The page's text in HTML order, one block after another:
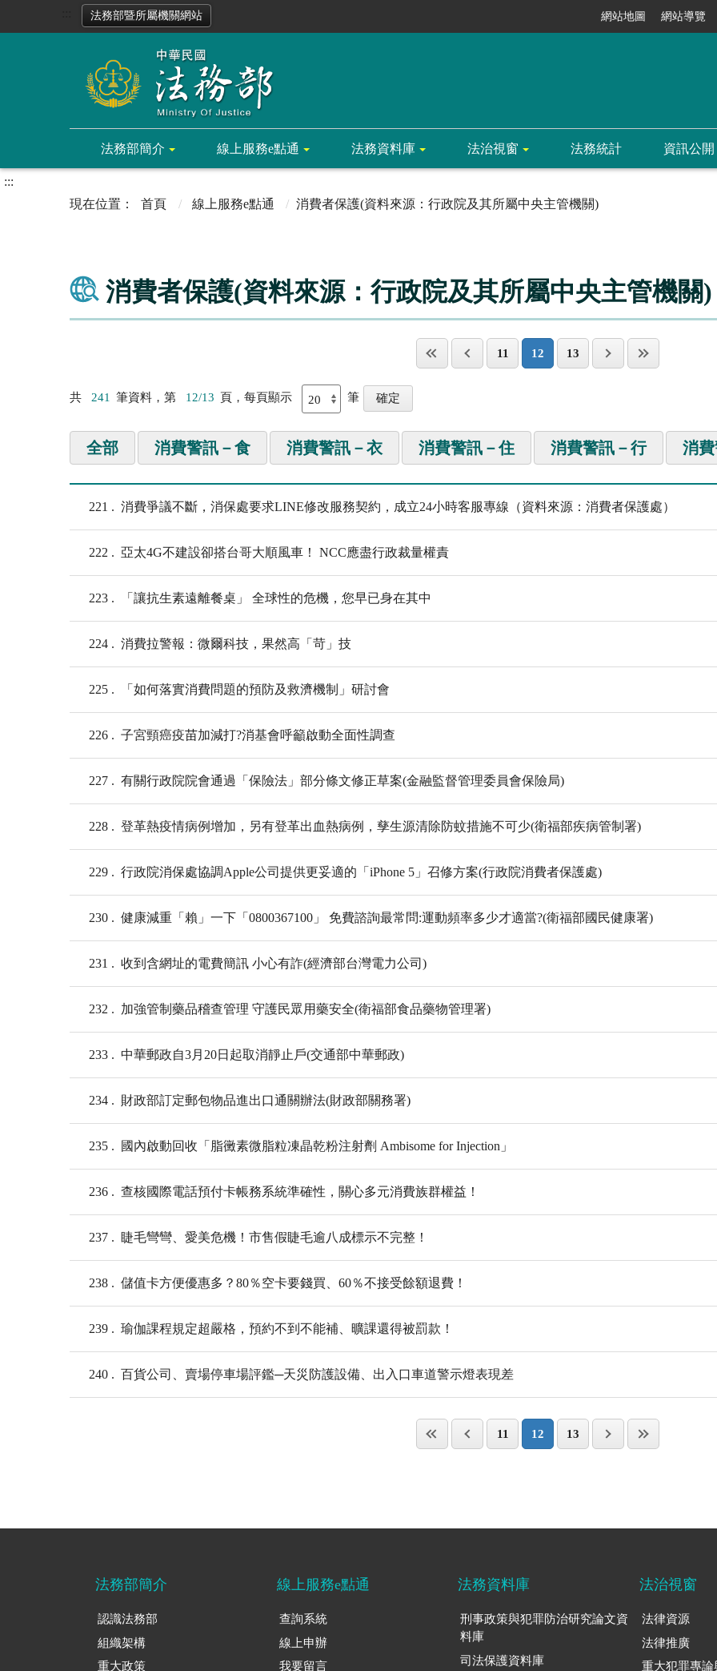
法務部暨所屬機關網站 網站地圖 網站導覽
法務部簡介 線上服務e點通 法務資料庫 法治視窗 法務統計 資訊公開
:::
首頁
線上服務e點通 消費者保護(資料來源：行政院及其所屬中央主管機關)
消費者保護(資料來源：行政院及其所屬中央主管機關)
11 12 13
共 241 筆資料，第 12/13 頁，每頁顯示 筆
全部 消費警訊－食 消費警訊－衣 消費警訊－住 消費警訊－行 消
221 消費爭議不斷，消保處要求LINE修改服務契約，成立24小時客服專線（資料來源：消費者保護處）
222 亞太4G不建設卻搭台哥大順風車！ NCC應盡行政裁量權責
223 「讓抗生素遠離餐桌」 全球性的危機，您早已身在其中
224 消費拉警報：微爾科技，果然高「苛」技
225 「如何落實消費問題的預防及救濟機制」研討會
226 子宮頸癌疫苗加減打?消基會呼籲啟動全面性調查
227 有關行政院院會通過「保險法」部分條文修正草案(金融監督管理委員會保險局)
228 登革熱疫情病例增加，另有登革出血熱病例，孳生源清除防蚊措施不可少(衛福部疾病管制署)
229 行政院消保處協調Apple公司提供更妥適的「iPhone 5」召修方案(行政院消費者保護處)
230 健康減重「賴」一下「0800367100」 免費諮詢最常問:運動頻率多少才適當?(衛福部國民健康署)
231 收到含網址的電費簡訊 小心有詐(經濟部台灣電力公司)
232 加強管制藥品稽查管理 守護民眾用藥安全(衛福部食品藥物管理署)
233 中華郵政自3月20日起取消靜止戶(交通部中華郵政)
234 財政部訂定郵包物品進出口通關辦法(財政部關務署)
235 國內啟動回收「脂黴素微脂粒凍晶乾粉注射劑 Ambisome for Injection」
236 查核國際電話預付卡帳務系統準確性，關心多元消費族群權益！
237 睫毛彎彎、愛美危機！市售假睫毛逾八成標示不完整！
238 儲值卡方便優惠多？80％空卡要錢買、60％不接受餘額退費！
239 瑜伽課程規定超嚴格，預約不到不能補、曠課還得被罰款！
240 百貨公司、賣場停車場評鑑─天災防護設備、出入口車道警示燈表現差
11 12 13
法務部簡介
認識法務部
組織架構
重大政策
線上服務e點通
查詢系統
線上申辦
我要留言
法務資料庫
刑事政策與犯罪防治研究論文資
料庫
司法保護資料庫
法治視窗
法律資源
法律推廣
重大犯罪專論